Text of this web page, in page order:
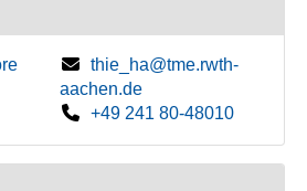
thie_ha@tme.rwth-
aachen.de
+49 241 80-48010